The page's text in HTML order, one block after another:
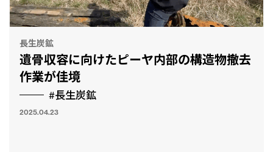
長生炭鉱
遺骨収容に向けたピーヤ内部の構造物撤去
作業が佳境
#長生炭鉱
2025.04.23